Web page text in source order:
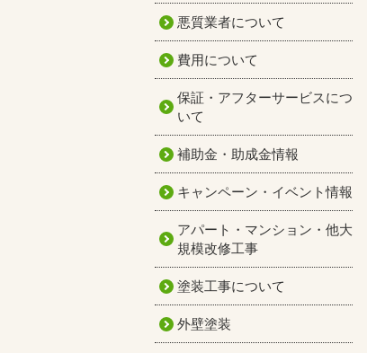
悪質業者について
費用について
保証・アフターサービスにつ
いて
補助金・助成金情報
キャンペーン・イベント情報
アパート・マンション・他大
規模改修工事
塗装工事について
外壁塗装